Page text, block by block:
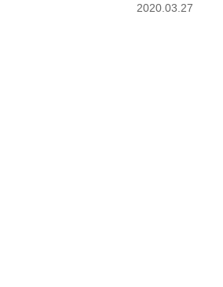
2020.03.27